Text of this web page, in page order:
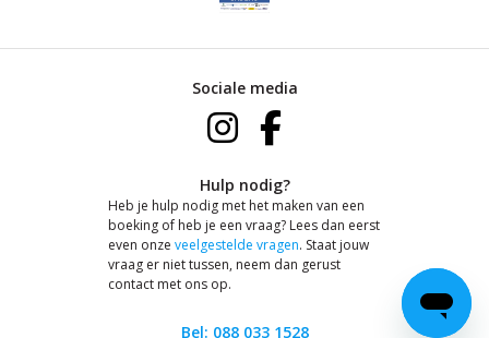
Sociale media
Hulp nodig?
Heb je hulp nodig met het maken van een
boeking of heb je een vraag? Lees dan eerst
even onze veelgestelde vragen. Staat jouw
vraag er niet tussen, neem dan gerust
contact met ons op.
Bel: 088 033 1528